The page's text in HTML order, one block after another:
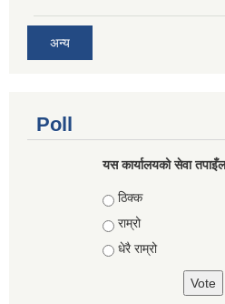
अन्य
Poll
यस कार्यालयको सेवा
Choices
ठिक्क
राम्रो
धेरै राम्रो